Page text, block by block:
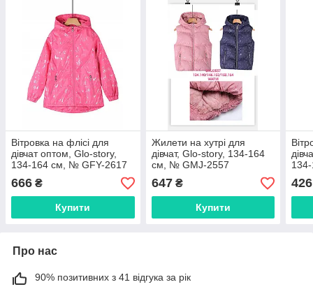
Вітровка на флісі для
дівчат оптом, Glo-story,
134-164 см, № GFY-2617
666 ₴
Купити
Жилети на хутрі для
дівчат, Glo-story, 134-164
см, № GMJ-2557
647₴
Купити
426
Про нас
90% позитивних з 41 відгука за рік